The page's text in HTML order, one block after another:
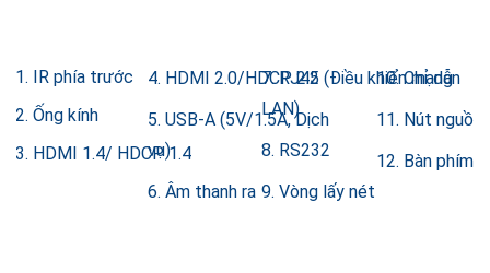
IR phía trước
Ống kính
HDMI 1.4/ HDCP 1.4
4. HDMI 2.0/HDCP 2.2
5. USB-A (5V/1.5A, Dịch
vụ)
6. Âm thanh ra
7. RJ45 (Điều khiển mạng
LAN)
8. RS232
9. Vòng lấy nét
10. Chỉ dẫn
11. Nút nguồn
12. Bàn phím